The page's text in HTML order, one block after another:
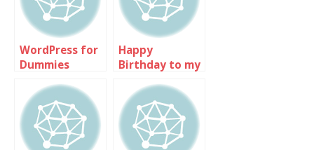
WordPress for
Dummies
Happy
Birthday to my